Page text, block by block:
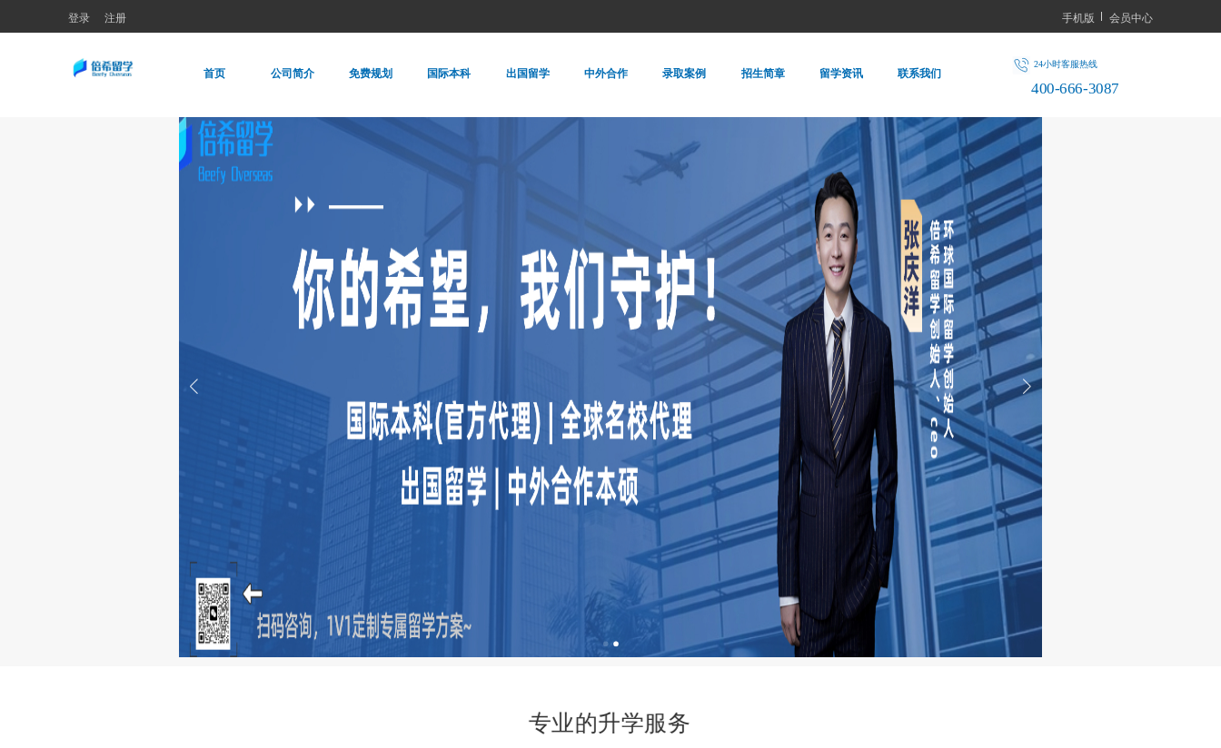
登录 注册 手机版 会员中心
首页 公司简介 免费规划 国际本科 出国留学 中外合作 录取案例 招生简章 留学资讯 联系我们
24小时客服热线
400-666-3087
专业的升学服务